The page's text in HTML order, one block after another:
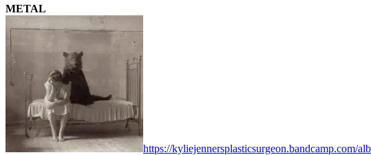
METAL
https://kyliejennersplasticsurgeon.bandcamp.com/